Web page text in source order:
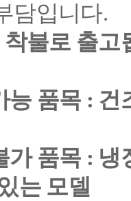
담입니다.
불로 출고
능 품목 :
가 품목 :
는 모델